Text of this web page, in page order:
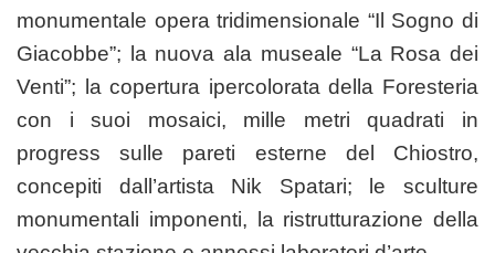
monumentale opera tridimensionale “Il Sogno di
Giacobbe”; la nuova ala museale “La Rosa dei
Venti”; la copertura ipercolorata della Foresteria
con i suoi mosaici, mille metri quadrati in
progress sulle pareti esterne del Chiostro,
concepiti dall’artista Nik Spatari; le sculture
monumentali imponenti, la ristrutturazione della